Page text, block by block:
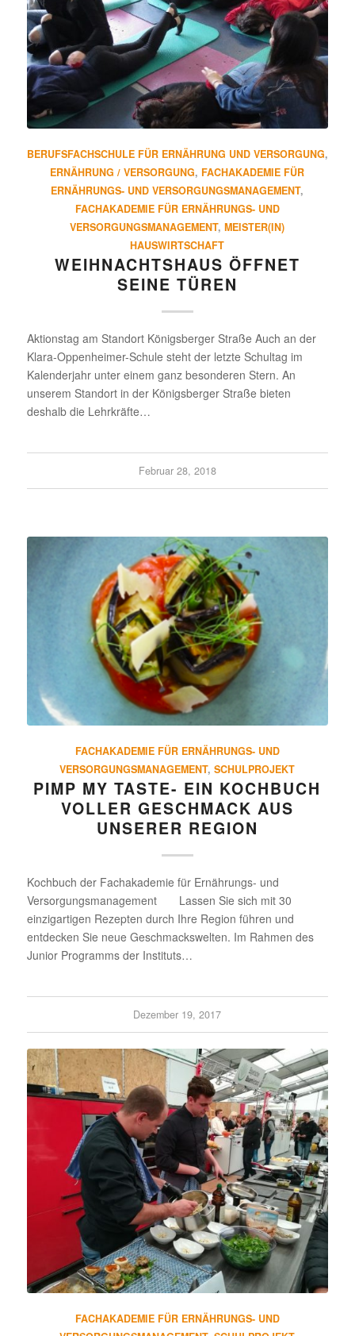
BERUFSFACHSCHULE FÜR ERNÄHRUNG UND VERSORGUNG,
ERNÄHRUNG / VERSORGUNG, FACHAKADEMIE FÜR
ERNÄHRUNGS- UND VERSORGUNGSMANAGEMENT,
FACHAKADEMIE FÜR ERNÄHRUNGS- UND
VERSORGUNGSMANAGEMENT,MEISTER(IN)
HAUSWIRTSCHAFT
WEIH­NACHTS­HAUS ÖFFNET
SEINE TÜREN
Aktionstag am Standort Königsberger Straße Auch an der
Klara-Oppenheimer-Schule steht der letzte Schultag im
Kalenderjahr unter einem ganz besonderen Stern. An
unserem Standort in der Königsberger Straße bieten
deshalb die Lehrkräfte…
Februar 28, 2018
FACHAKADEMIE FÜR ERNÄHRUNGS- UND
VERSORGUNGSMANAGEMENT,SCHULPROJEKT
PIMP MY TASTE- EIN KOCH­BUCH
VOLLER GESCHMACK AUS
UNSERER REGION
Kochbuch der Fachakademie für Ernährungs- und
Versorgungsmanagement Lassen Sie sich mit 30
einzigartigen Rezepten durch Ihre Region führen und
entdecken Sie neue Geschmackswelten. Im Rahmen des
Junior Programms der Instituts…
Dezember 19, 2017
FACHAKADEMIE FÜR ERNÄHRUNGS- UND